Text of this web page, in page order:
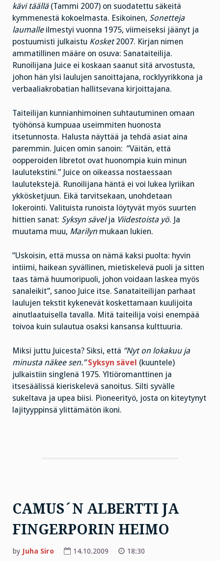
kävi täällä(Tammi 2007) on suodatettu säkeitä
kymmenestä kokoelmasta. Esikoinen, Sonetteja
laumalleilmestyi vuonna 1975, viimeiseksi jäänyt ja
postuumisti julkaistu Kosket2007. Kirjan nimen
ammatillinen määre on osuva: Sanataiteilija.
Runoilijana Juice ei koskaan saanut sitä arvostusta,
johon hän ylsi laulujen sanoittajana, rocklyyrikkona ja
verbaaliakrobatian hallitsevana kirjoittajana.
Taiteilijan kunnianhimoinen suhtautuminen omaan
työhönsä kumpuaa useimmiten huonosta
itsetunnosta. Halusta näyttää ja tehdä asiat aina
paremmin. Juicen omin sanoin: ”Väitän, että
oopperoiden libretot ovat huonompia kuin minun
laulutekstini.” Juice on oikeassa nostaessaan
laulutekstejä. Runoilijana häntä ei voi lukea lyriikan
ykkösketjuun. Eikä tarvitsekaan, unohdetaan
lokerointi. Valituista runoista löytyvät myös suurten
hittien sanat: Syksyn sävelja Viidestoista yö. Ja
muutama muu, Marilyn mukaan lukien.
”Uskoisin, että mussa on nämä kaksi puolta: hyvin
intiimi, haikean syvällinen, mietiskelevä puoli ja sitten
taas tämä huumoripuoli, johon voidaan laskea myös
sanaleikit”, sanoo Juice itse. Sanataiteilijan parhaat
laulujen tekstit kykenevät koskettamaan kuulijoita
ainutlaatuisella tavalla. Mitä taiteilija voisi enempää
toivoa kuin sulautua osaksi kansansa kulttuuria.
Miksi juttu Juicesta? Siksi, että ”Nyt on lokakuu ja
minusta näkee sen.” Syksyn sävel (kuuntele)
julkaistiin singlenä 1975. Yltiöromanttinen ja
itsesäälissä kieriskelevä sanoitus. Silti syvälle
sukeltava ja upea biisi. Pioneerityö, josta on kiteytynyt
lajityyppinsä ylittämätön ikoni.
CAMUS´N ALBERTTI JA
FINGERPORIN HEIMO
by Juha Siro 14.10.2009
18:30